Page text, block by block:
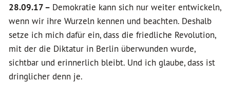
28.09.17 – Demokratie kann sich nur weiter entwickeln,
wenn wir ihre Wurzeln kennen und beachten. Deshalb
setze ich mich dafür ein, dass die friedliche Revolution,
mit der die Diktatur in Berlin überwunden wurde,
sichtbar und erinnerlich bleibt. Und ich glaube, dass ist
dringlicher denn je.